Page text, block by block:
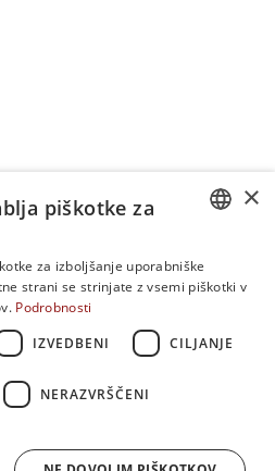
dosegljivi od ponedeljka do petka
by BETONAMIT SLOVENIA
trgovini BETONAMIT.si si
in pravilne podatke, če na
oziroma neustrezne informacije, nam
BULGARIAN
×
piškotke za
za izboljšanje uporabniške
strani se strinjate z vsemi piškotki v
Podrobnosti
IZVEDBENI CILJANJE
NERAZVRŠČENI